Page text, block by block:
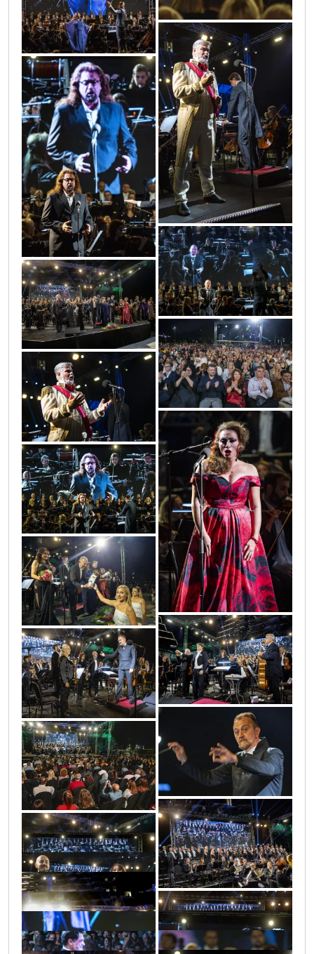
0o3a6836
0o3a6702
0o3a6844
0o3a6893
0o3a7031
0o3a7027
0o3a6700
0o3a6738
0o3a6857
0o3a7037
0o3a7023
0o3a6934
0o3a6882
0o3a7008
0o3a7020
0o3a7034
0o3a6909
0o3a7039
0o3a6601_1
0o3a6939
0o3a6601_2